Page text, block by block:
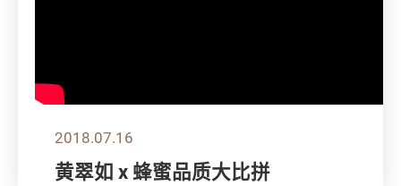
2018.07.16
黄翠如 x 蜂蜜品质大比拼